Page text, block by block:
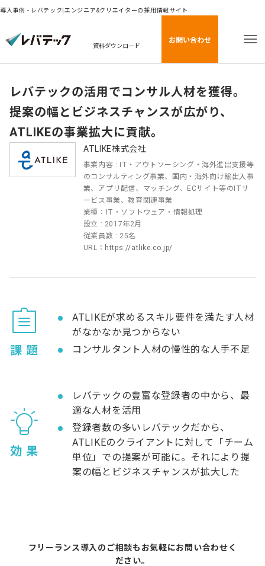
導入事例 - レバテック|エンジニア&クリエイターの採用情報サイト
資料ダウンロード
お問い合わせ
レバテックの活用でコンサル人材を獲得。
提案の幅とビジネスチャンスが広がり、
ATLIKEの事業拡大に貢献。
ATLIKE株式会社
事業内容 : IT・アウトソーシング・海外進出支援等
のコンサルティング事業、国内・海外向け輸出入事
業、アプリ配信、マッチング、ECサイト等のITサ
ービス事業、教育関連事業
業種：IT・ソフトウェア・情報処理
設立 : 2017年2月
従業員数 : 25名
URL： https://atlike.co.jp/
課 題
ATLIKEが求めるスキル要件を満たす人材
がなかなか見つからない
コンサルタント人材の慢性的な人手不足
効 果
レバテックの豊富な登録者の中から、最
適な人材を活用
登録者数の多いレバテックだから、
ATLIKEのクライアントに対して「チーム
単位」での提案が可能に。それにより提
案の幅とビジネスチャンスが拡大した
フリーランス導入のご相談もお気軽にお問い合わせく
ださい。